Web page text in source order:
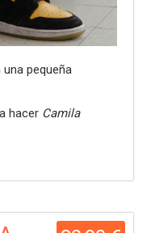
pequeña
hacer Camila